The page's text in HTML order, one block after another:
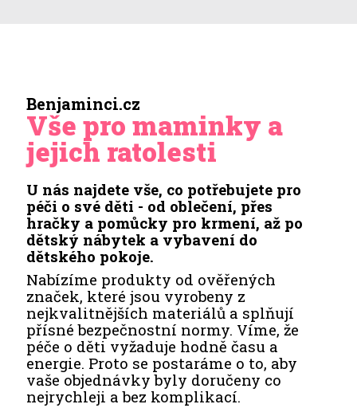
Benjaminci.cz
Vše pro maminky a
jejich ratolesti
U nás najdete vše, co potřebujete pro
péči o své děti - od oblečení, přes
hračky a pomůcky pro krmení, až po
dětský nábytek a vybavení do
dětského pokoje.
Nabízíme produkty od ověřených
značek, které jsou vyrobeny z
nejkvalitnějších materiálů a splňují
přísné bezpečnostní normy. Víme, že
péče o děti vyžaduje hodně času a
energie. Proto se postaráme o to, aby
vaše objednávky byly doručeny co
nejrychleji a bez komplikací.